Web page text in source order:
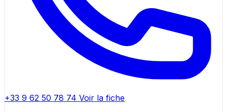
+33 9 62 50 78 74 Voir la fiche